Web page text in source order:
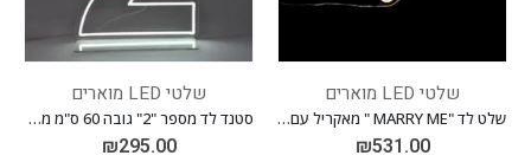
שלטי LED מוארים
שלט לד "MARRY ME " מאקריל עם חיבור לחשמל רוחב 60 ס"מ גובה 40 ס"מ
₪531.00
שלטי LED מוארים
סטנד לד מספר "2" גובה 60 ס"מ מאקריל עם חיבור לחשמל
₪295.00